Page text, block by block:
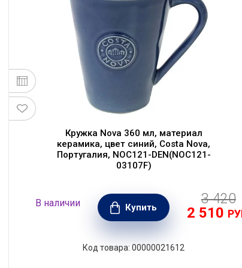
Кружка Nova 360 мл, материал
керамика, цвет синий, Costa Nova,
Португалия, NOC121-DEN(NOC121-
03107F)
В наличии Купить
3 420
2 510
Код товара: 00000021612